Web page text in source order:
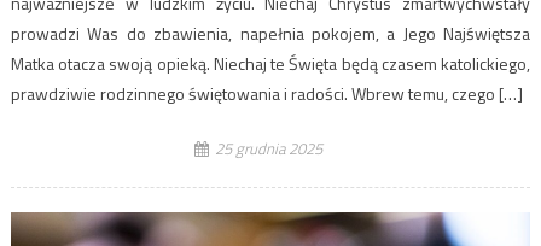
prowadzi Was do zbawienia, napełnia pokojem, a Jego Najświętsza
Matka otacza swoją opieką. Niechaj te Święta będą czasem katolickiego,
prawdziwie rodzinnego świętowania i radości. Wbrew temu, czego […]
25 grudnia 2025